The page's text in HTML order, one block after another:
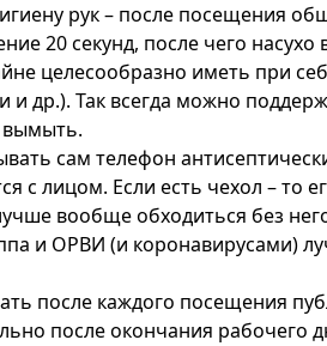
рук – после посещения
20 секунд, после чего
целесообразно иметь при
и др.). Так всегда можно
вымыть.
сам телефон
с лицом. Если есть чехол – то
вообще обходиться без
и ОРВИ (и коронавирусами)
после каждого посещения
после окончания рабочего